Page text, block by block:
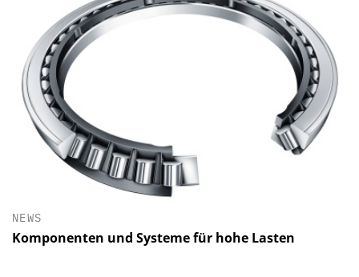
NEWS
Komponenten und Systeme für hohe Lasten